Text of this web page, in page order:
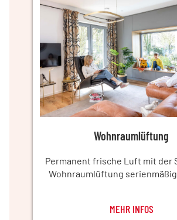
Wohnraumlüftung
Permanent frische Luft mit der
Wohnraumlüftung serienmäßig
MEHR INFOS